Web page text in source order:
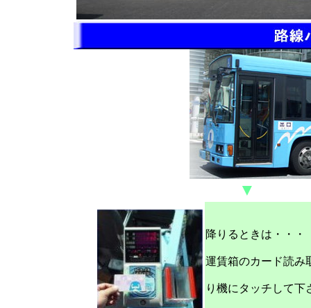
▼
降りるときは・・・
運賃箱のカード読み
り機にタッチして下